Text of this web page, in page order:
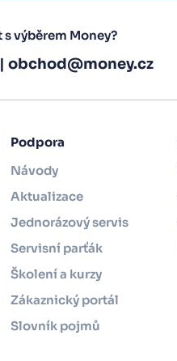
výběrem Money?
| obchod@money.cz
Podpora
Návody
Aktualizace
Jednorázový servis
Servisní parťák
Školení a kurzy
Zákaznický portál
Slovník pojmů